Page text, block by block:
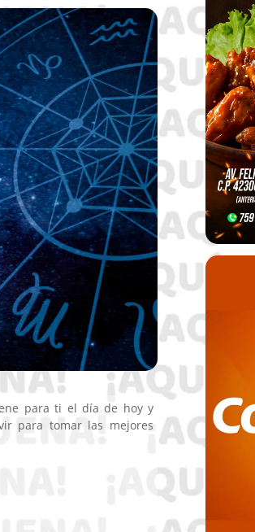
para ti el día de hoy y
para tomar las mejores